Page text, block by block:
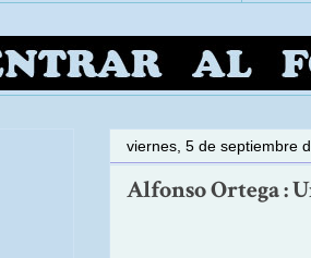
viernes, 5 de septiembre
Alfonso Ortega :